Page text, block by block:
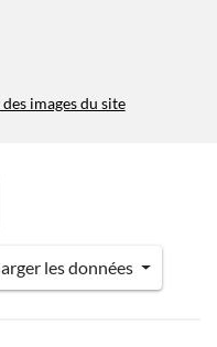
images du site
les données